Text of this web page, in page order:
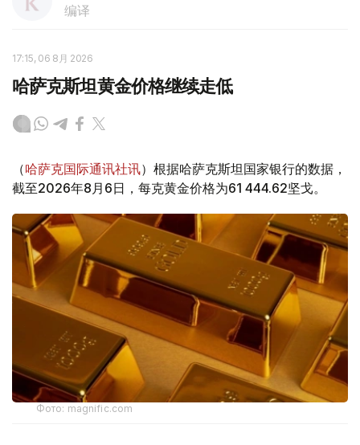
编译
17:15, 06 8月 2026
哈萨克斯坦黄金价格继续走低
（哈萨克国际通讯社讯）根据哈萨克斯坦国家银行的数据，
截至2026年8月6日，每克黄金价格为61 444.62坚戈。
Фото: magnific.com